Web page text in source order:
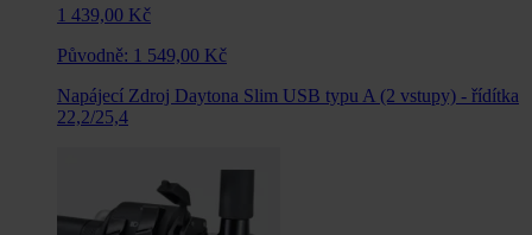
1 439,00 Kč
Původně: 1 549,00 Kč
Napájecí Zdroj Daytona Slim USB typu A (2 vstupy) - řídítka
22,2/25,4